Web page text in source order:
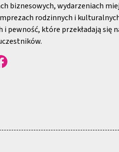
biznesowych, wydarzeniach
rodzinnych i
i pewność, które przekładają się